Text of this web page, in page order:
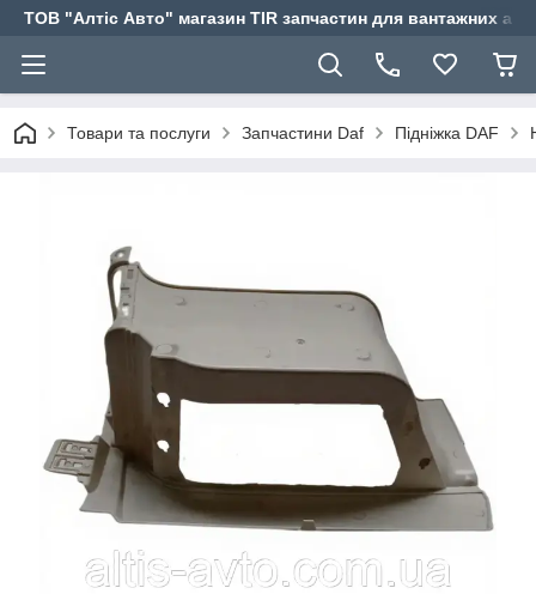
ТОВ "Алтіс Авто" магазин TIR запчастин для вантажних
Товари та послуги Запчастини Daf Підніжка DAF